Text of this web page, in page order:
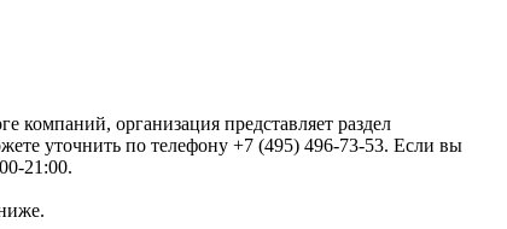
компаний, организация представляет раздел
уточнить по телефону +7 (495) 496-73-53. Если вы
21:00.